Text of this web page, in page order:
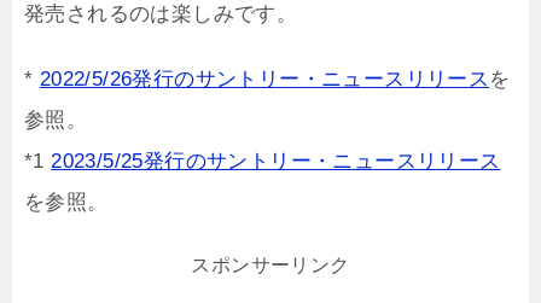
発売されるのは楽しみです。
* 2022/5/26発行のサントリー・ニュースリリース を
参照。
*12023/5/25発行のサントリー・ニュースリリース
を参照。
スポンサーリンク